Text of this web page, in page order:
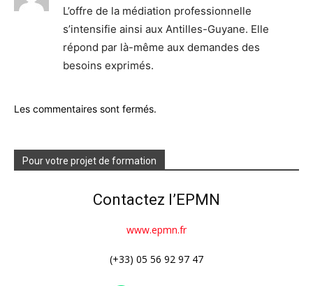
L’offre de la médiation professionnelle
s’intensifie ainsi aux Antilles-Guyane. Elle
répond par là-même aux demandes des
besoins exprimés.
Les commentaires sont fermés.
Pour votre projet de formation
Contactez l’EPMN
www.epmn.fr
(+33) 05 56 92 97 47